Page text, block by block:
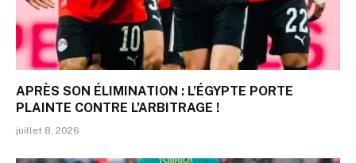
APRÈS SON ÉLIMINATION : L’ÉGYPTE PORTE
PLAINTE CONTRE L’ARBITRAGE !
juillet 8, 2026